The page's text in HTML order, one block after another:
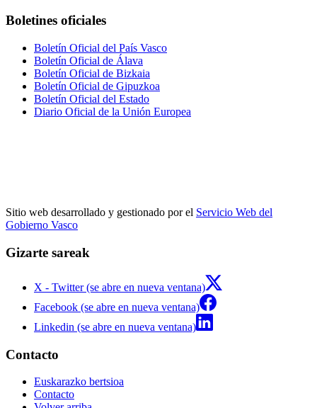
Boletines oficiales
Boletín Oficial del País Vasco
Boletín Oficial de Álava
Boletín Oficial de Bizkaia
Boletín Oficial de Gipuzkoa
Boletín Oficial del Estado
Diario Oficial de la Unión Europea
Sitio web desarrollado y gestionado por el Servicio Web del
Gobierno Vasco
Gizarte sareak
X - Twitter (se abre en nueva ventana)
Facebook (se abre en nueva ventana)
Linkedin (se abre en nueva ventana)
Contacto
Euskarazko bertsioa
Contacto